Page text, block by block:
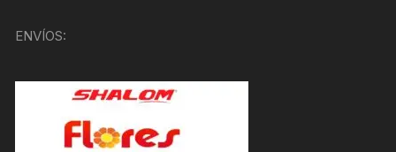
ENVÍOS: